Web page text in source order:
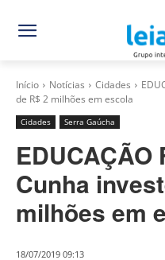
Início Notícias Cidades
de R$ 2 milhões em escola
Cidades Serra Gaúcha
EDUCAÇÃO
Cunha
milhões em
18/07/2019 09:13